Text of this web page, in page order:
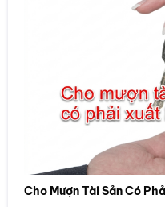
Cho Mượn Tài Sản Có